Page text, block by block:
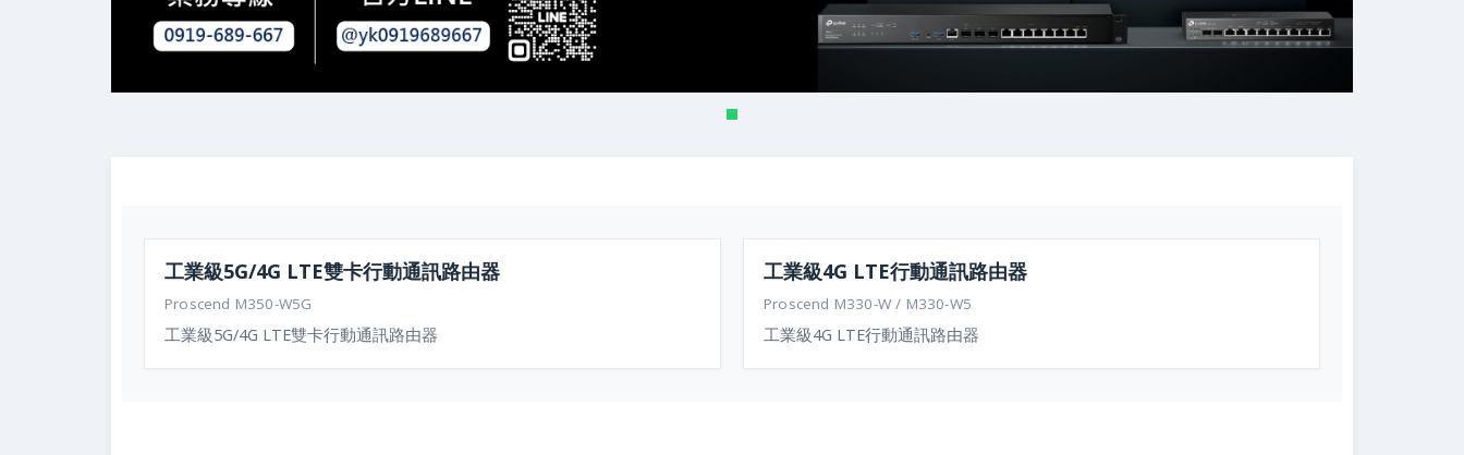
工業級5G/4G LTE雙卡行動通訊路由器
Proscend M350-W5G
工業級5G/4G LTE雙卡行動通訊路由器
工業級4G LTE行動通訊路由器
Proscend M330-W / M330-W5
工業級4G LTE行動通訊路由器